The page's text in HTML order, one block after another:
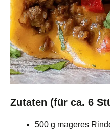
Zutaten (für ca. 6
500 g mageres